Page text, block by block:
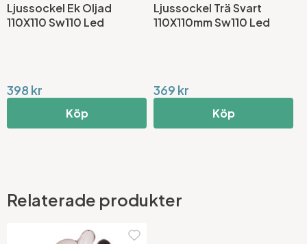
Ljussockel Ek Oljad
110X110 Sw110 Led
398 kr
Köp
Ljussockel Trä Svart
110X110mm Sw110 Led
369 kr
Köp
Relaterade produkter